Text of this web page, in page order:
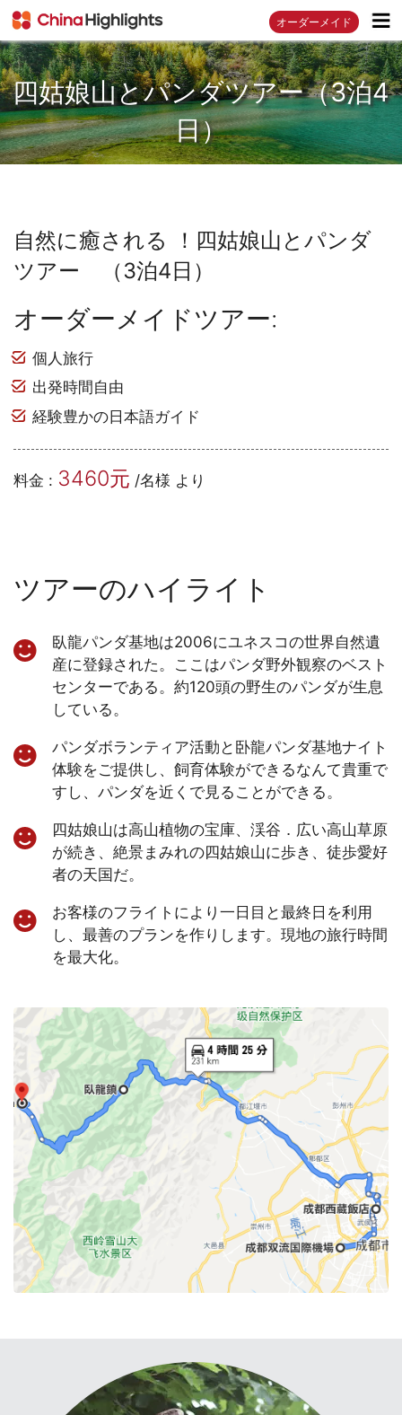
オーダーメイド
四姑娘山とパンダツアー（3泊4
日）
自然に癒される ！四姑娘山とパンダ
ツアー （3泊4日）
オーダーメイドツアー:
個人旅行
出発時間自由
経験豊かの日本語ガイド
料金 : 3460元 /名様 より
ツアーのハイライト
臥龍パンダ基地は2006にユネスコの世界自然遺
産に登録された。ここはパンダ野外観察のベスト
センターである。約120頭の野生のパンダが生息
している。
パンダボランティア活動と卧龍パンダ基地ナイト
体験をご提供し、飼育体験ができるなんて貴重で
すし、パンダを近くで見ることができる。
四姑娘山は高山植物の宝庫、渓谷．広い高山草原
が続き、絶景まみれの四姑娘山に歩き、徒歩愛好
者の天国だ。
お客様のフライトにより一日目と最終日を利用
し、最善のプランを作りします。現地の旅行時間
を最大化。